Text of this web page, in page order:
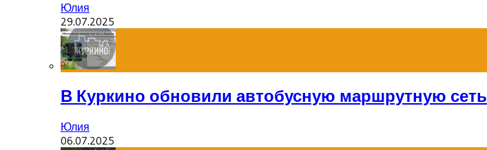
Юлия
29.07.2025
В Куркино обновили автобусную маршрутную сеть
Юлия
06.07.2025